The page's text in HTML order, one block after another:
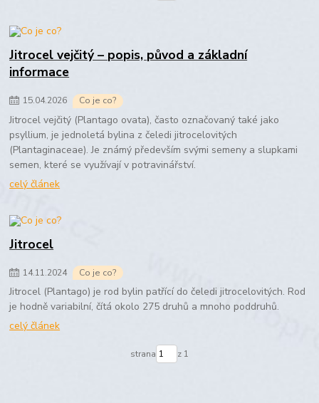
Jitrocel vejčitý – popis, původ a základní
informace
15.04.2026 Co je co?
Jitrocel vejčitý (Plantago ovata), často označovaný také jako
psyllium, je jednoletá bylina z čeledi jitrocelovitých
(Plantaginaceae). Je známý především svými semeny a slupkami
semen, které se využívají v potravinářství.
celý článek
Jitrocel
14.11.2024 Co je co?
Jitrocel (Plantago) je rod bylin patřící do čeledi jitrocelovitých. Rod
je hodně variabilní, čítá okolo 275 druhů a mnoho poddruhů.
celý článek
strana z 1